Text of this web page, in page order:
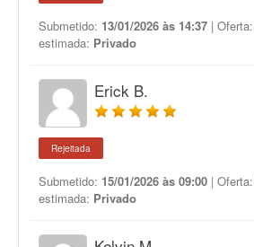
Submetido: 13/01/2026 às 14:37 | Oferta:
estimada: Privado
Erick B.
Rejeitada
Submetido: 15/01/2026 às 09:00 | Oferta:
estimada: Privado